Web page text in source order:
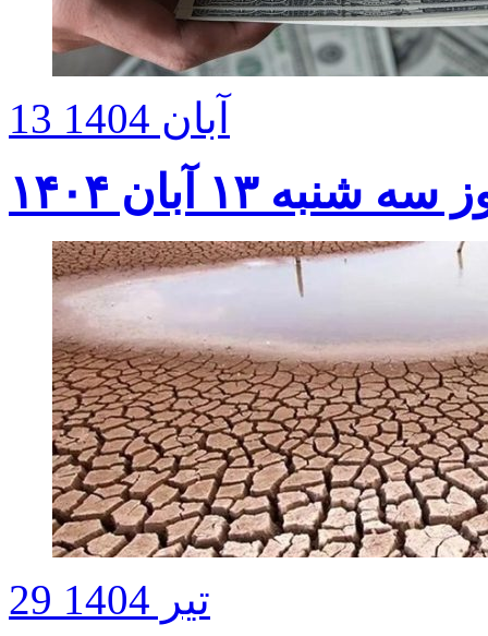
13 آبان 1404
۱۳ آبان ۱۴۰۴
29 تیر 1404